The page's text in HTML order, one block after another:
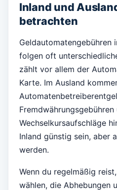
Inland und
betrachten
Geldautomatengebühren
folgen oft
zählt vor allem der
Karte. Im Ausland
Fremdwährungsgebühren
Wechselkursaufschläge
Inland günstig sein, aber
werden.
Wenn du regelmäßig
wählen, die Abhebungen